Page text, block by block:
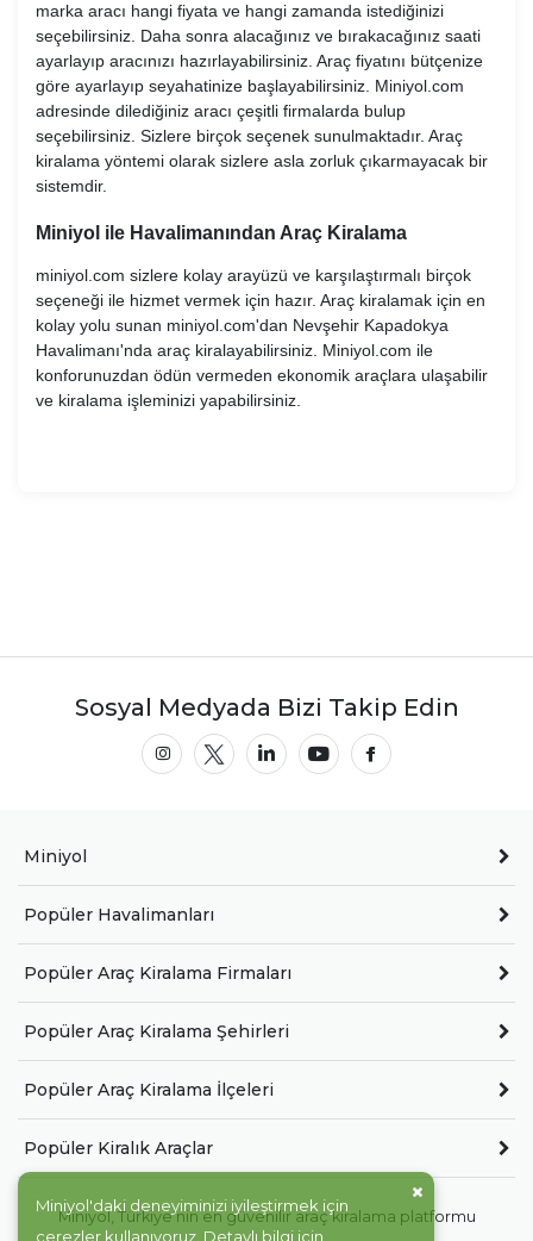
marka aracı hangi fiyata ve hangi zamanda istediğinizi
seçebilirsiniz. Daha sonra alacağınız ve bırakacağınız saati
ayarlayıp aracınızı hazırlayabilirsiniz. Araç fiyatını bütçenize
göre ayarlayıp seyahatinize başlayabilirsiniz. Miniyol.com
adresinde dilediğiniz aracı çeşitli firmalarda bulup
seçebilirsiniz. Sizlere birçok seçenek sunulmaktadır. Araç
kiralama yöntemi olarak sizlere asla zorluk çıkarmayacak bir
sistemdir.
Miniyol ile Havalimanından Araç Kiralama
miniyol.com sizlere kolay arayüzü ve karşılaştırmalı birçok
seçeneği ile hizmet vermek için hazır. Araç kiralamak için en
kolay yolu sunan miniyol.com'dan Nevşehir Kapadokya
Havalimanı'nda araç kiralayabilirsiniz. Miniyol.com ile
konforunuzdan ödün vermeden ekonomik araçlara ulaşabilir
ve kiralama işleminizi yapabilirsiniz.
Sosyal Medyada Bizi Takip Edin
Miniyol
Popüler Havalimanları
Popüler Araç Kiralama Firmaları
Popüler Araç Kiralama Şehirleri
Popüler Araç Kiralama İlçeleri
Popüler Kiralık Araçlar
Miniyol, Türkiye'nin en güvenilir araç kiralama platformu
Miniyol'daki deneyiminizi iyileştirmek için
çerezler kullanıyoruz. Detaylı bilgi için